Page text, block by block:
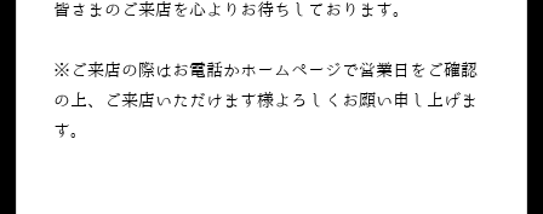
皆さまのご来店を心よりお待ちしております。
※ご来店の際はお電話かホームページで営業日をご確認
の上、ご来店いただけます様よろしくお願い申し上げま
す。